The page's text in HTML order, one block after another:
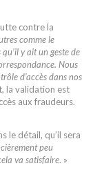
contre la
comme le
y ait un geste de
Nous
d’accès dans nos
la validation est
aux fraudeurs.
le détail, qu’il sera
peu
va satisfaire. »